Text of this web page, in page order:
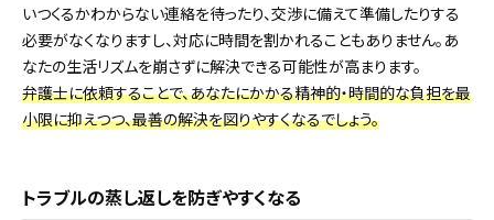
いつくるかわからない連絡を待ったり、交渉に備えて準備したりする
必要がなくなりますし、対応に時間を割かれることもありません。あ
なたの生活リズムを崩さずに解決できる可能性が高まります。
弁護士に依頼することで、あなたにかかる精神的・時間的な負担を最
小限に抑えつつ、最善の解決を図りやすくなるでしょう。
トラブルの蒸し返しを防ぎやすくなる